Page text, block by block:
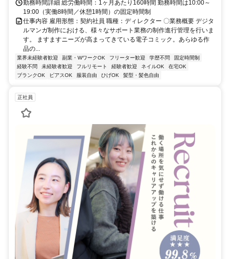
勤務時間詳細 総労働時間：1ヶ月あたり160時間 勤務時間は10:00～
19:00（実働8時間／休憩1時間）の固定時間制
仕事内容 雇用形態：契約社員 職種：ディレクター 〇業務概要 デジタ
ルマンガ制作における、様々なサポート業務の制作進行管理を行いま
す。 ますますニーズが高まってきている電子コミック。あらゆる作
品の...
業界未経験者歓迎 副業・WワークOK フリーター歓迎 学歴不問
固定時間制
経験不問
未経験者歓迎 フルリモート 経験者歓迎 ネイルOK
在宅OK
ブランクOK
ピアスOK 服装自由 ひげOK 髪型・髪色自由
正社員